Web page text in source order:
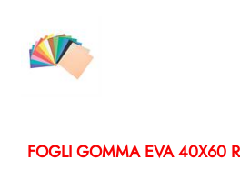
FOGLI GOMMA EVA 40X60